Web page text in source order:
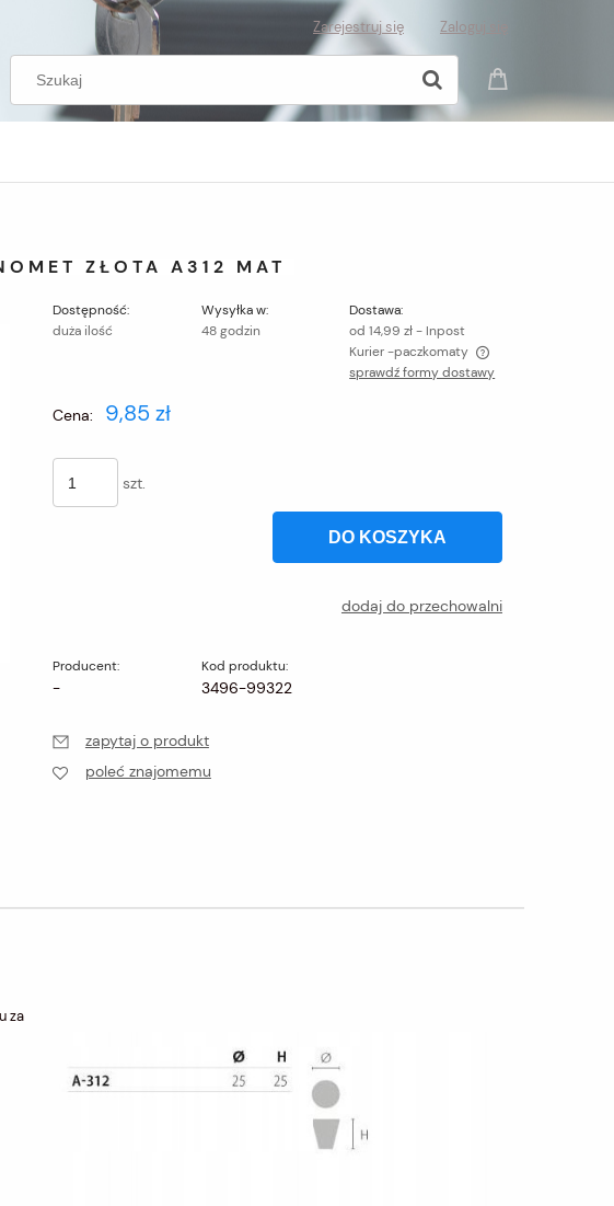
Zarejestruj się Zaloguj się
ZŁOTA A312 MAT
Dostępność:
duża ilość
Wysyłka w:
48 godzin
Dostawa:
od 14,99 zł - Inpost
Kurier -paczkomaty
sprawdź formy dostawy
Cena: 9,85 zł
szt.
DO KOSZYKA
dodaj do przechowalni
Producent:
-
Kod produktu:
3496-99322
zapytaj o produkt
poleć znajomemu
za